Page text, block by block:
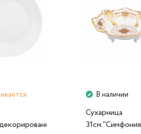
В наличии
Сухарница
31см."Симфония